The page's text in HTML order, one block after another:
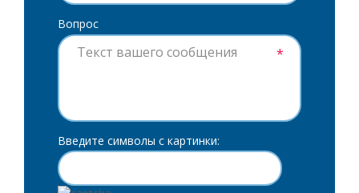
Вопрос
*
Введите символы с картинки: